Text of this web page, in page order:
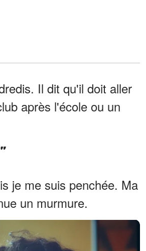
Il dit qu'il doit aller
après l'école ou un
je me suis penchée. Ma
un murmure.